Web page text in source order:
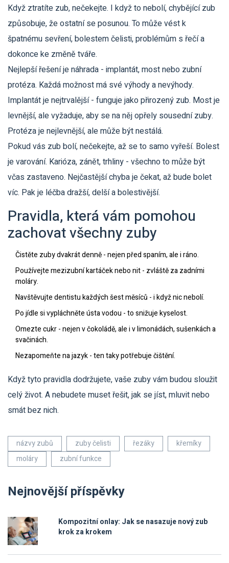
Když ztratíte zub, nečekejte. I když to nebolí, chybějící zub
způsobuje, že ostatní se posunou. To může vést k
špatnému sevření, bolestem čelisti, problémům s řečí a
dokonce ke změně tváře.
Nejlepší řešení je náhrada - implantát, most nebo zubní
protéza. Každá možnost má své výhody a nevýhody.
Implantát je nejtrvalější - funguje jako přirozený zub. Most je
levnější, ale vyžaduje, aby se na něj opřely sousední zuby.
Protéza je nejlevnější, ale může být nestálá.
Pokud vás zub bolí, nečekejte, až se to samo vyřeší. Bolest
je varování. Karióza, zánět, trhliny - všechno to může být
včas zastaveno. Nejčastější chyba je čekat, až bude bolet
víc. Pak je léčba dražší, delší a bolestivější.
Pravidla, která vám pomohou
zachovat všechny zuby
Čistěte zuby dvakrát denně - nejen před spaním, ale i ráno.
Používejte mezizubní kartáček nebo nit - zvláště za zadními
moláry.
Navštěvujte dentistu každých šest měsíců - i když nic nebolí.
Po jídle si vypláchněte ústa vodou - to snižuje kyselost.
Omezte cukr - nejen v čokoládě, ale i v limonádách, sušenkách a
svačinách.
Nezapomeňte na jazyk - ten taky potřebuje čištění.
Když tyto pravidla dodržujete, vaše zuby vám budou sloužit
celý život. A nebudete muset řešit, jak se jíst, mluvit nebo
smát bez nich.
názvy zubů zuby čelisti řezáky
křemíky
moláry
zubní funkce
Nejnovější příspěvky
Kompozitní onlay: Jak se nasazuje nový zub
krok za krokem